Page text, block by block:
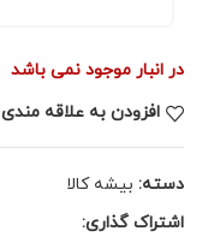
در انبار موجود نمی باشد
افزودن به علاقه مندی
دسته: بیشه کالا
اشتراک گذاری: